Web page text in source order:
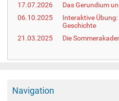
e
:
17.07.2026
Das Gerundium
06.10.2025
Interaktive
Geschichte
21.03.2025
Die
Navigation